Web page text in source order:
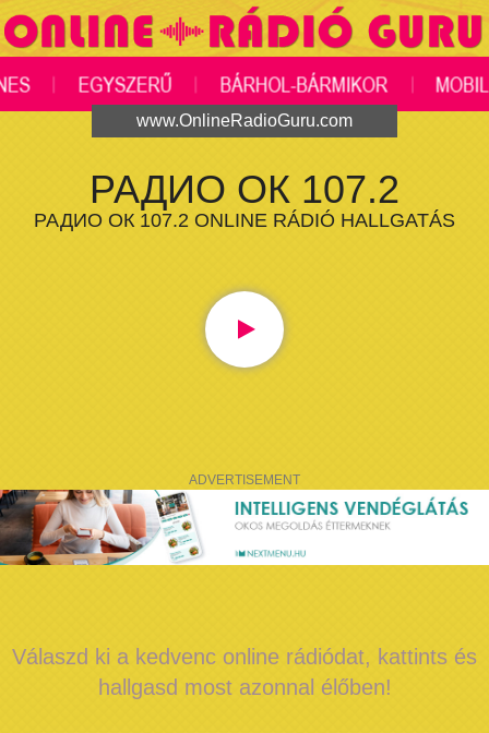
www.OnlineRadioGuru.com
РАДИО ОК 107.2
РАДИО ОК 107.2 ONLINE RÁDIÓ HALLGATÁS
ADVERTISEMENT
Válaszd ki a kedvenc online rádiódat, kattints és
hallgasd most azonnal élőben!